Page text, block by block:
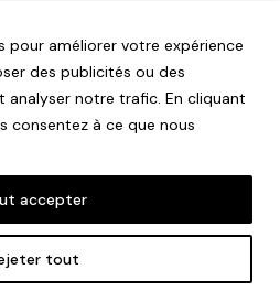
pour améliorer votre expérience
des publicités ou des
analyser notre trafic. En cliquant
consentez à ce que nous
tout
accepter